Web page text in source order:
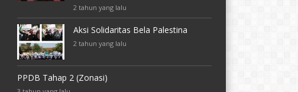
2 tahun yang lalu
Aksi Solidaritas Bela Palestina
2 tahun yang lalu
PPDB Tahap 2 (Zonasi)